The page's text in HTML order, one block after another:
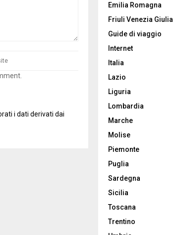
i dati derivati dai
Emilia Romagna
Friuli Venezia Giulia
Guide di viaggio
Internet
Italia
Lazio
Liguria
Lombardia
Marche
Molise
Piemonte
Puglia
Sardegna
Sicilia
Toscana
Trentino